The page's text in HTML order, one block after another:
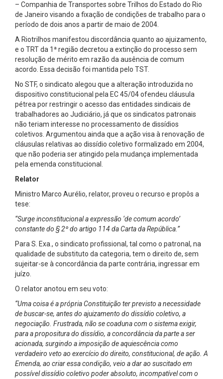
– Companhia de Transportes sobre Trilhos do Estado do Rio
de Janeiro visando a fixação de condições de trabalho para o
período de dois anos a partir de maio de 2004.
A Riotrilhos manifestou discordância quanto ao ajuizamento,
e o TRT da 1ª região decretou a extinção do processo sem
resolução de mérito em razão da ausência de comum
acordo. Essa decisão foi mantida pelo TST.
No STF, o sindicato alegou que a alteração introduzida no
dispositivo constitucional pela EC 45/04 ofendeu cláusula
pétrea por restringir o acesso das entidades sindicais de
trabalhadores ao Judiciário, já que os sindicatos patronais
não teriam interesse no processamento de dissídios
coletivos. Argumentou ainda que a ação visa à renovação de
cláusulas relativas ao dissídio coletivo formalizado em 2004,
que não poderia ser atingido pela mudança implementada
pela emenda constitucional.
Relator
Ministro Marco Aurélio, relator, proveu o recurso e propôs a
tese:
“Surge inconstitucional a expressão ‘de comum acordo’
constante do § 2º do artigo 114 da Carta da República.”
Para S. Exa., o sindicato profissional, tal como o patronal, na
qualidade de substituto da categoria, tem o direito de, sem
sujeitar-se à concordância da parte contrária, ingressar em
juízo.
O relator anotou em seu voto:
“Uma coisa é a própria Constituição ter previsto a necessidade
de buscar-se, antes do ajuizamento do dissídio coletivo, a
negociação. Frustrada, não se coaduna com o sistema exigir,
para a propositura do dissídio, a concordância da parte a ser
acionada, surgindo a imposição de aquiescência como
verdadeiro veto ao exercício do direito, constitucional, de ação. A
Emenda, ao criar essa condição, veio a dar ao suscitado em
possível dissídio coletivo poder absoluto, incompatível com o